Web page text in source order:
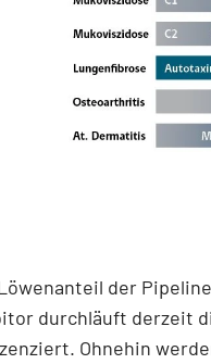
der
durchläuft derzeit
Ohnehin